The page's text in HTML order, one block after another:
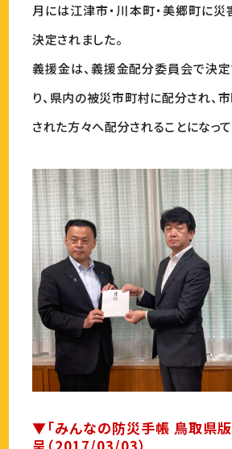
月には江津市・川本町・美郷町に
決定されました。
義援金は、義援金配分委員会で決
り、県内の被災市町村に配分され、
された方々へ配分されることになって
▼「みんなの防災手帳 鳥取県